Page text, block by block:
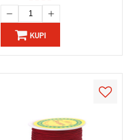
KUPI